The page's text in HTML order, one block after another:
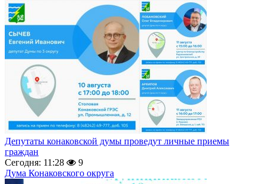
Депутаты конаковской думы проведут личные приемы
граждан
Сегодня: 11:28
9
Дума Конаковского округа